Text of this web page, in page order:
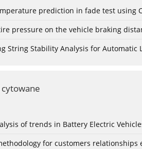
prediction in fade test using
pressure on the vehicle braking
String Stability Analysis for
of trends in Battery Electric
for customers